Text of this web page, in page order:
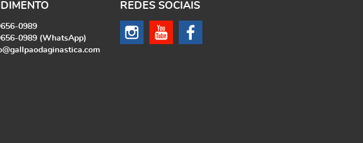
0989
0989 (WhatsApp)
REDES SOCIAIS